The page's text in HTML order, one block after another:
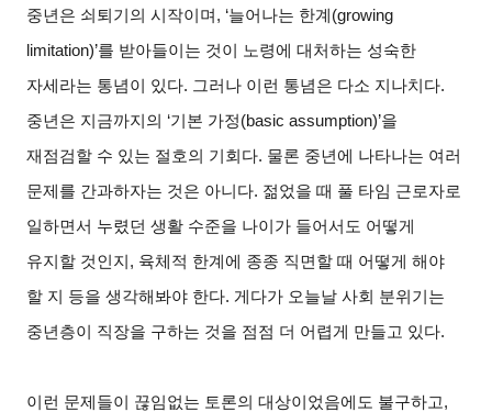
중년은 쇠퇴기의 시작이며, ‘늘어나는 한계(growing
limitation)’를 받아들이는 것이 노령에 대처하는 성숙한
자세라는 통념이 있다. 그러나 이런 통념은 다소 지나치다.
중년은 지금까지의 ‘기본 가정(basic assumption)’을
재점검할 수 있는 절호의 기회다. 물론 중년에 나타나는 여러
문제를 간과하자는 것은 아니다. 젊었을 때 풀 타임 근로자로
일하면서 누렸던 생활 수준을 나이가 들어서도 어떻게
유지할 것인지, 육체적 한계에 종종 직면할 때 어떻게 해야
할 지 등을 생각해봐야 한다. 게다가 오늘날 사회 분위기는
중년층이 직장을 구하는 것을 점점 더 어렵게 만들고 있다.
이런 문제들이 끊임없는 토론의 대상이었음에도 불구하고,